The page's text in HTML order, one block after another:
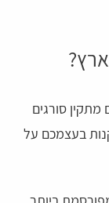
סורגים
בעצמכם על